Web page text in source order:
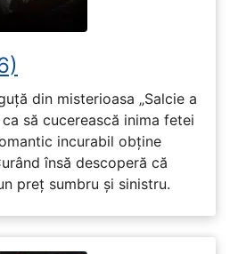
din misterioasa „Salcie a
să cucerească inima fetei
incurabil obține
însă descoperă că
preț sumbru și sinistru.